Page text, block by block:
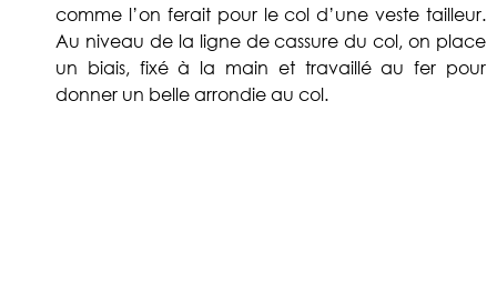
comme l’on ferait pour le col d’une veste tailleur.
Au niveau de la ligne de cassure du col, on place
un biais, fixé à la main et travaillé au fer pour
donner un belle arrondie au col.